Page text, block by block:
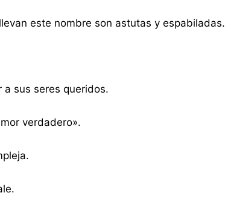
este nombre son astutas y espabiladas.
sus seres queridos.
verdadero».